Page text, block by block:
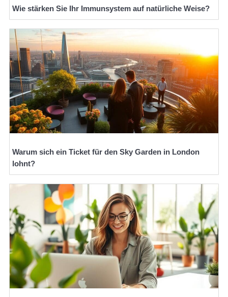
Wie stärken Sie Ihr Immunsystem auf natürliche Weise?
Warum sich ein Ticket für den Sky Garden in London
lohnt?